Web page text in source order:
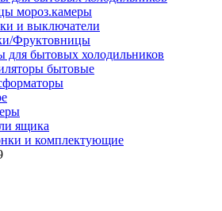
мороз.камеры
и выключатели
Фруктовницы
бытовых холодильников
бытовые
ящика
и комплектующие